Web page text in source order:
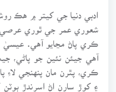
ادبي دنيا جي کيتر ۾ هڪ
شعوري عمر جي ٿوري
ڪري پاڻ مڃايو آهي. عيسيٰ
آهي جيئن نئين جو پاڻي،
ڪري، پٿرن مان پنهنجي لاءِ
۽ کوڙ سارن اڻ اسرندڙ